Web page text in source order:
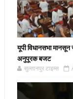
यूपी विधानसभा
अनुपूरक बजट
सुल्तानपुर टाइम्स